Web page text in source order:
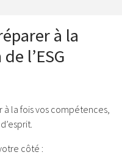
à la
l’ESG
à la fois vos compétences,
côté :